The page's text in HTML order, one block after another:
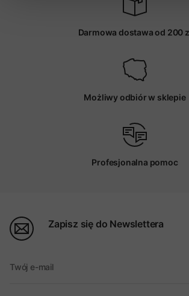
Darmowa dostawa od 200
Możliwy odbiór w sklepie
Profesjonalna pomoc
Zapisz się do Newslettera
Twój e-mail